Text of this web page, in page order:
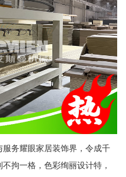
务耀眼家居装饰界，令成千
拘一格，色彩绚丽设计特，